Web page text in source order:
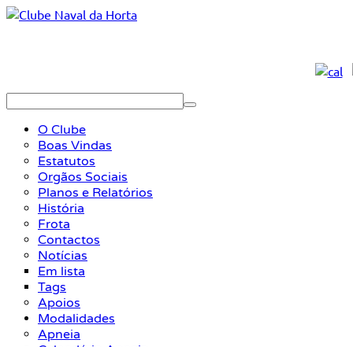
O Clube
Boas Vindas
Estatutos
Orgãos Sociais
Planos e Relatórios
História
Frota
Contactos
Notícias
Em lista
Tags
Apoios
Modalidades
Apneia